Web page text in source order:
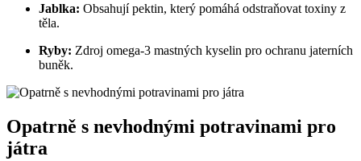
Jablka: Obsahují pektin, který pomáhá odstraňovat toxiny z
těla.
Ryby: Zdroj omega-3 mastných kyselin pro ochranu jaterních
buněk.
Opatrně s nevhodnými potravinami pro
játra